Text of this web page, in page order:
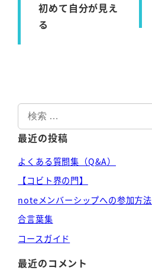
初めて自分が見え
る
検
索
最近の投稿
よくある質問集（Q&A）
【コビト界の門】
noteメンバーシップへの参加方法
合言葉集
コースガイド
最近のコメント